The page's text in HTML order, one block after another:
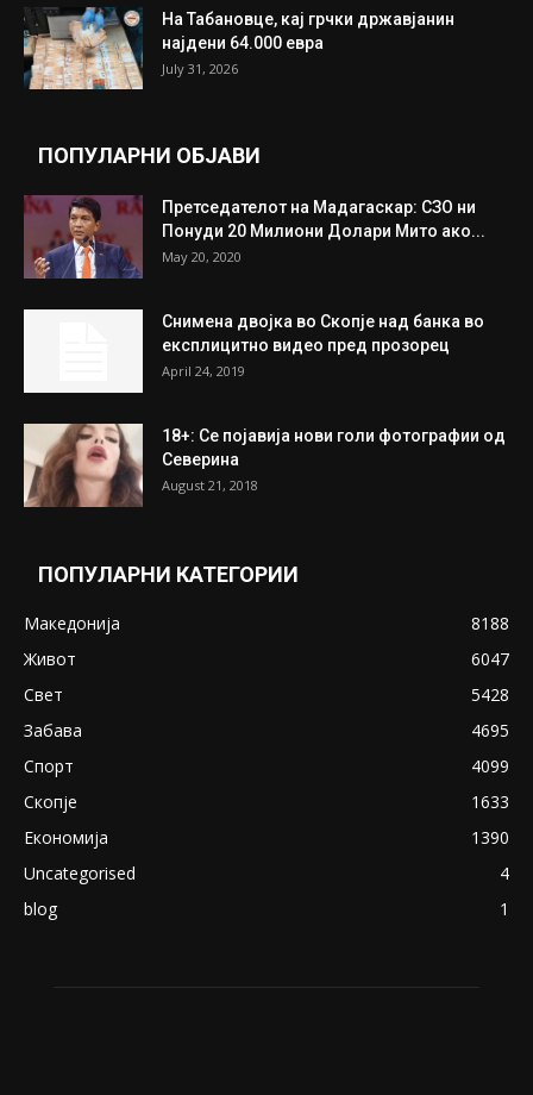
На Табановце, кај грчки државјанин
најдени 64.000 евра
July 31, 2026
ПОПУЛАРНИ ОБЈАВИ
Претседателот на Мадагаскар: СЗО ни
Понуди 20 Милиони Долари Мито ако...
May 20, 2020
Снимена двојка во Скопје над банка во
експлицитно видео пред прозорец
April 24, 2019
18+: Се појавија нови голи фотографии од
Северина
August 21, 2018
ПОПУЛАРНИ КАТЕГОРИИ
Македонија
8188
Живот
6047
Свет
5428
Забава
4695
Спорт
4099
Скопје
1633
Економија
1390
Uncategorised
4
blog
1